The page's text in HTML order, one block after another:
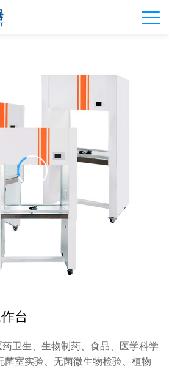
台
卫生、生物制药、食品、医学科学
菌室实验、无菌微生物检验、植物